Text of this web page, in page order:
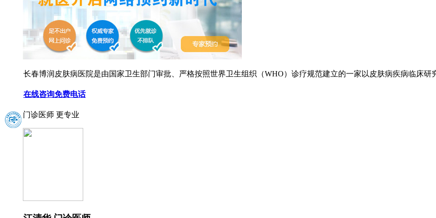
长春博润皮肤病医院是由国家卫生部门审批、严格按照世界卫生组织（WHO）诊疗规范建立的一家以皮肤病疾病临床研
在线咨询免费电话
门诊医师 更专业